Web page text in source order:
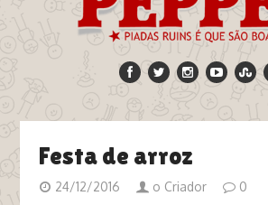
Festa de arroz
24/12/2016 o Criador 0